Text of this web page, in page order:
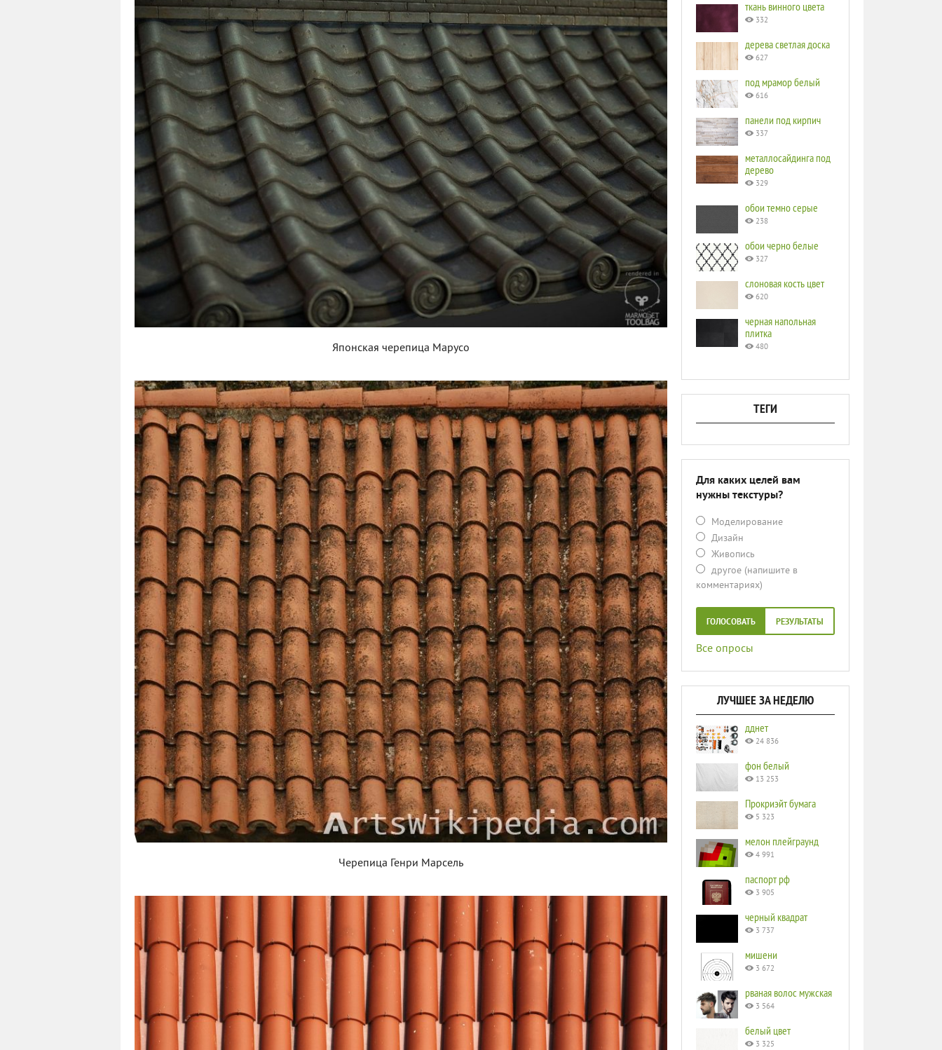
Японская черепица Марусо
Черепица Генри Марсель
ткань винного цвета
332
дерева светлая доска
627
под мрамор белый
616
панели под кирпич
337
металлосайдинга под
дерево
329
обои темно серые
238
обои черно белые
327
слоновая кость цвет
620
черная напольная
плитка
480
ТЕГИ
Для каких целей вам
нужны текстуры?
Моделирование
Дизайн
Живопись
другое (напишите в
комментариях)
ГОЛОСОВАТЬ РЕЗУЛЬТАТЫ
Все опросы
ЛУЧШЕЕ ЗА НЕДЕЛЮ
дднет
24 836
фон белый
13 253
Прокриэйт бумага
5 323
мелон плейграунд
4 991
паспорт рф
3 905
черный квадрат
3 737
мишени
3 672
рваная волос мужская
3 564
белый цвет
3 325